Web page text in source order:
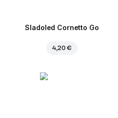
Sladoled Cornetto Go
4,20 €